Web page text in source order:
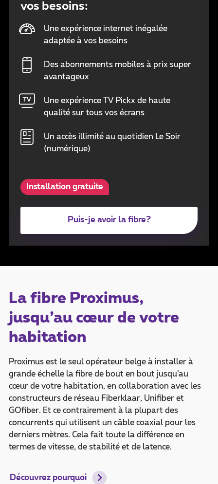
vos besoins:
Une expérience internet inégalée
adaptée à vos besoins
Des abonnements mobiles à prix super
avantageux
Une expérience TV Pickx de haute
qualité sur tous vos écrans
Un accès illimité au quotidien Le Soir
(numérique)
Installation gratuite
Puis-je avoir la fibre?
La fibre Proximus,
jusqu’au cœur de votre
habitation
Proximus est le seul opérateur belge à installer à
grande échelle la fibre de bout en bout jusqu’au
cœur de votre habitation, en collaboration avec les
constructeurs de réseau Fiberklaar, Unifiber et
GOfiber. Et ce contrairement à la plupart des
concurrents qui utilisent un câble coaxial pour les
derniers mètres. Cela fait toute la différence en
termes de vitesse, de stabilité et de latence.
Découvrez pourquoi